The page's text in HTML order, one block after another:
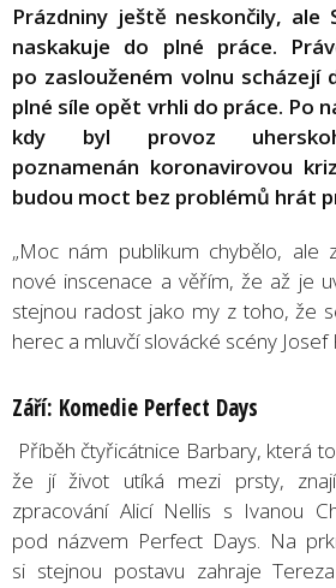
Prázdniny ještě neskončily, ale
naskakuje do plné práce.
po zaslouženém volnu scházejí
plné síle opět vrhli do práce. Po
kdy byl provoz
poznamenán koronavirovou
budou moct bez problémů hrát
„Moc nám publikum chybělo, ale
nové inscenace a věřím, že až je
stejnou radost jako my z toho, že
herec a mluvčí slovácké scény Josef
Září: Komedie Perfect Days
Příběh čtyřicátnice Barbary, která
že jí život utíká mezi prsty,
zpracování Alicí Nellis s Ivanou
pod názvem Perfect Days. Na
si stejnou postavu zahraje